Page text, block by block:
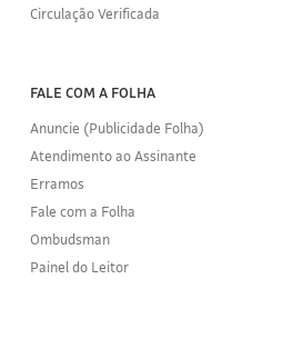
Circulação Verificada
FALE COM A FOLHA
Anuncie (Publicidade Folha)
Atendimento ao Assinante
Erramos
Fale com a Folha
Ombudsman
Painel do Leitor